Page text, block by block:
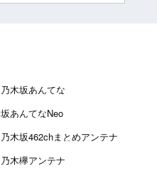
乃木坂あんてな
坂あんてなNeo
乃木坂462chまとめアンテナ
乃木欅アンテナ